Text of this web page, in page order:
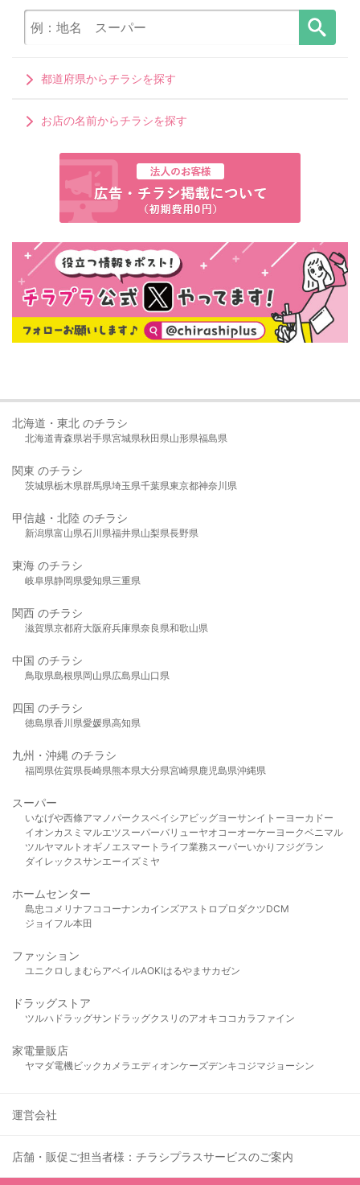
都道府県からチラシを探す
お店の名前からチラシを探す
北海道・東北 のチラシ
北海道青森県岩手県宮城県秋田県山形県福島県
関東 のチラシ
茨城県栃木県群馬県埼玉県千葉県東京都神奈川県
甲信越・北陸 のチラシ
新潟県富山県石川県福井県山梨県長野県
東海 のチラシ
岐阜県静岡県愛知県三重県
関西 のチラシ
滋賀県京都府大阪府兵庫県奈良県和歌山県
中国 のチラシ
鳥取県島根県岡山県広島県山口県
四国 のチラシ
徳島県香川県愛媛県高知県
九州・沖縄 のチラシ
福岡県佐賀県長崎県熊本県大分県宮崎県鹿児島県沖縄県
スーパー
いなげや西條アマノパークスベイシア ビッグヨーサンイトーヨーカドー
イオンカスミ マルエツスーパーバリューヤオコーオーケー ヨークベニマル
ツルヤマルト オギノ エスマート ライフ業務スーパーいかり フジグラン
ダイレックスサンエーイズミヤ
ホームセンター
島忠 コメリ ナフコ コーナンカインズアストロプロダクツDCM
ジョイフル本田
ファッション
ユニクロ しまむら アベイルAOKIはるやま サカゼン
ドラッグストア
ツルハドラッグサンドラッグクスリのアオキ ココカラファイン
家電量販店
ヤマダ電機ビックカメラ エディオンケーズデンキ コジマジョーシン
運営会社
店舗・販促ご担当者様：チラシプラスサービスのご案内